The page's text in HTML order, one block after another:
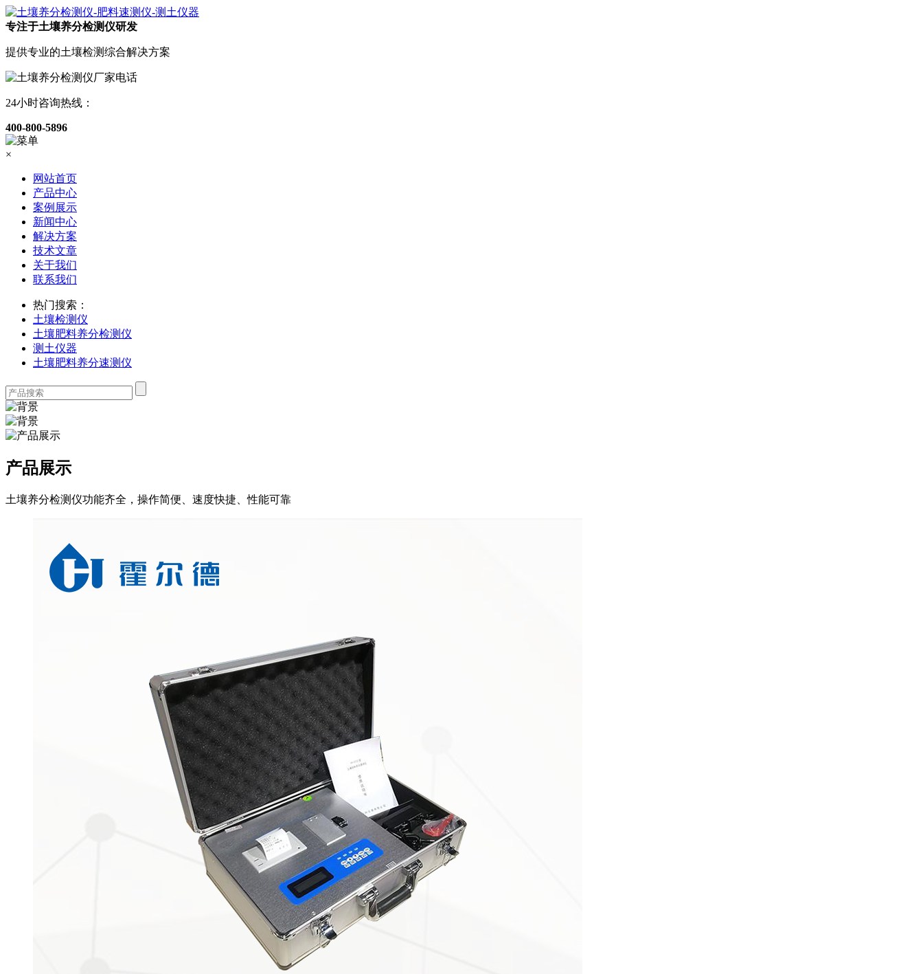
专注于土壤养分检测仪研发
提供专业的土壤检测综合解决方案
24小时咨询热线：
400-800-5896
×
网站首页
产品中心
案例展示
新闻中心
解决方案
技术文章
关于我们
联系我们
热门搜索：
土壤检测仪
土壤肥料养分检测仪
测土仪器
土壤肥料养分速测仪
产品展示
土壤养分检测仪功能齐全，操作简便、速度快捷、性能可靠